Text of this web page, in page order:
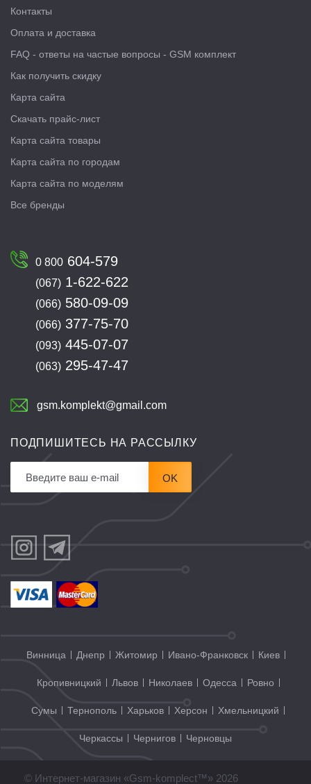
Контакты
Оплата и доставка
FAQ - ответы на частые вопросы - GSM комплект
Как получить скидку
Карта сайта
Скачать прайс-лист
Карта сайта товары
Карта сайта по городам
Карта сайта по моделям
Все бренды
0 800 604-579
(067) 1-622-622
(066) 580-09-09
(066) 377-75-70
(093) 445-07-07
(063) 295-47-47
gsm.komplekt@gmail.com
ПОДПИШИТЕСЬ НА РАССЫЛКУ
OK
Винница Днепр Житомир Ивано-Франковск Киев
Кропивницкий Львов Николаев Одесса Ровно
Сумы Тернополь Харьков Херсон Хмельницкий
Черкассы Чернигов Черновцы
© Интернет-магазин «Gsm-komplect™» 2026